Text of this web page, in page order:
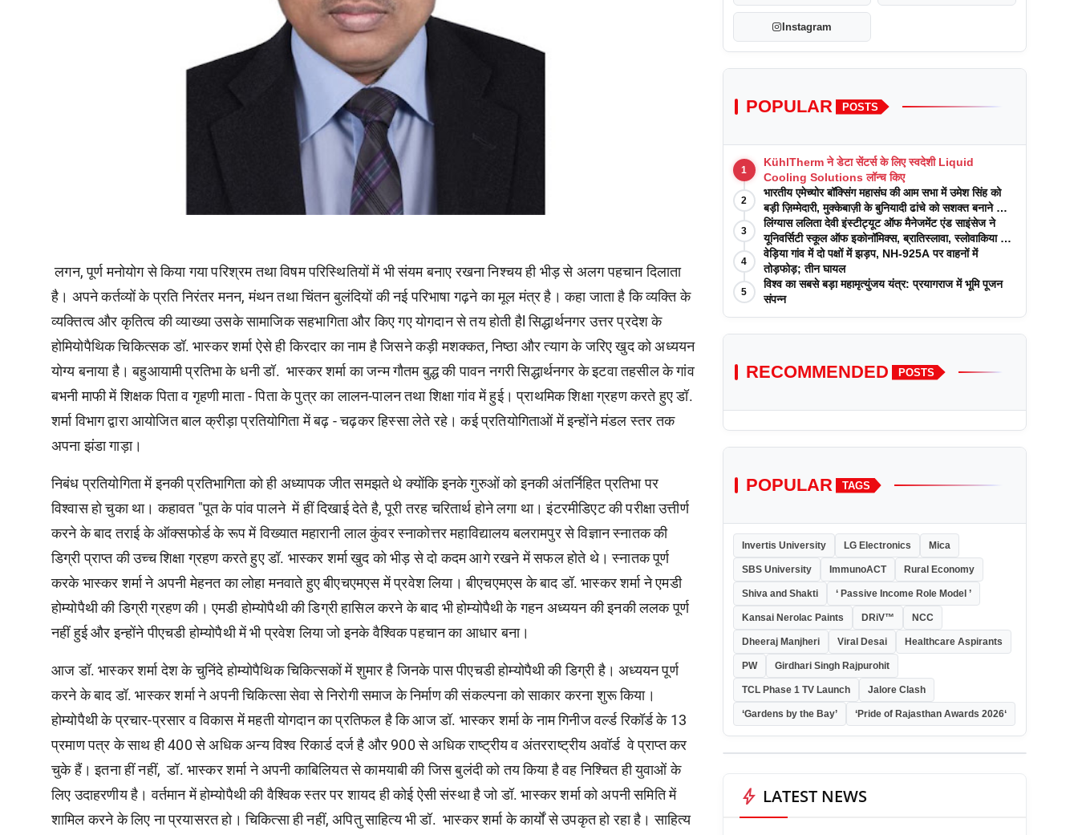
लगन, पूर्ण मनोयोग से किया गया परिश्रम तथा विषम परिस्थितियों में भी संयम बनाए रखना निश्चय ही भीड़ से अलग पहचान दिलाता
है। अपने कर्तव्यों के प्रति निरंतर मनन, मंथन तथा चिंतन बुलंदियों की नई परिभाषा गढ़ने का मूल मंत्र है। कहा जाता है कि व्यक्ति के
व्यक्तित्व और कृतित्व की व्याख्या उसके सामाजिक सहभागिता और किए गए योगदान से तय होती हैl सिद्धार्थनगर उत्तर प्रदेश के
होमियोपैथिक चिकित्सक डॉ. भास्कर शर्मा ऐसे ही किरदार का नाम है जिसने कड़ी मशक्कत, निष्ठा और त्याग के जरिए खुद को अध्ययन
योग्य बनाया है। बहुआयामी प्रतिभा के धनी डॉ. भास्कर शर्मा का जन्म गौतम बुद्ध की पावन नगरी सिद्धार्थनगर के इटवा तहसील के गांव
बभनी माफी में शिक्षक पिता व गृहणी माता - पिता के पुत्र का लालन-पालन तथा शिक्षा गांव में हुई। प्राथमिक शिक्षा ग्रहण करते हुए डॉ.
शर्मा विभाग द्वारा आयोजित बाल क्रीड़ा प्रतियोगिता में बढ़ - चढ़कर हिस्सा लेते रहे। कई प्रतियोगिताओं में इन्होंने मंडल स्तर तक
अपना झंडा गाड़ा।
निबंध प्रतियोगिता में इनकी प्रतिभागिता को ही अध्यापक जीत समझते थे क्योंकि इनके गुरुओं को इनकी अंतर्निहित प्रतिभा पर
विश्वास हो चुका था। कहावत "पूत के पांव पालने में हीं दिखाई देते है, पूरी तरह चरितार्थ होने लगा था। इंटरमीडिएट की परीक्षा उत्तीर्ण
करने के बाद तराई के ऑक्सफोर्ड के रूप में विख्यात महारानी लाल कुंवर स्नाकोत्तर महाविद्यालय बलरामपुर से विज्ञान स्नातक की
डिग्री प्राप्त की उच्च शिक्षा ग्रहण करते हुए डॉ. भास्कर शर्मा खुद को भीड़ से दो कदम आगे रखने में सफल होते थे। स्नातक पूर्ण
करके भास्कर शर्मा ने अपनी मेहनत का लोहा मनवाते हुए बीएचएमएस में प्रवेश लिया। बीएचएमएस के बाद डॉ. भास्कर शर्मा ने एमडी
होम्योपैथी की डिग्री ग्रहण की। एमडी होम्योपैथी की डिग्री हासिल करने के बाद भी होम्योपैथी के गहन अध्ययन की इनकी ललक पूर्ण
नहीं हुई और इन्होंने पीएचडी होम्योपैथी में भी प्रवेश लिया जो इनके वैश्विक पहचान का आधार बना।
आज डॉ. भास्कर शर्मा देश के चुनिंदे होम्योपैथिक चिकित्सकों में शुमार है जिनके पास पीएचडी होम्योपैथी की डिग्री है। अध्ययन पूर्ण
करने के बाद डॉ. भास्कर शर्मा ने अपनी चिकित्सा सेवा से निरोगी समाज के निर्माण की संकल्पना को साकार करना शुरू किया।
होम्योपैथी के प्रचार-प्रसार व विकास में महती योगदान का प्रतिफल है कि आज डॉ. भास्कर शर्मा के नाम गिनीज वर्ल्ड रिकॉर्ड के 13
प्रमाण पत्र के साथ ही 400 से अधिक अन्य विश्व रिकार्ड दर्ज है और 900 से अधिक राष्ट्रीय व अंतरराष्ट्रीय अवॉर्ड वे प्राप्त कर
चुके हैं। इतना हीं नहीं, डॉ. भास्कर शर्मा ने अपनी काबिलियत से कामयाबी की जिस बुलंदी को तय किया है वह निश्चित ही युवाओं के
लिए उदाहरणीय है। वर्तमान में होम्योपैथी की वैश्विक स्तर पर शायद ही कोई ऐसी संस्था है जो डॉ. भास्कर शर्मा को अपनी समिति में
शामिल करने के लिए ना प्रयासरत हो। चिकित्सा ही नहीं, अपितु साहित्य भी डॉ. भास्कर शर्मा के कार्यों से उपकृत हो रहा है। साहित्य
Instagram
POPULAR POSTS
1
KühlTherm ने डेटा सेंटर्स के लिए स्वदेशी Liquid
Cooling Solutions लॉन्च किए
2
भारतीय एमेच्योर बॉक्सिंग महासंघ की आम सभा में उमेश सिंह को
बड़ी ज़िम्मेदारी, मुक्केबाज़ी के बुनियादी ढांचे को सशक्त बनाने का
वादा
3
लिंग्यास ललिता देवी इंस्टीट्यूट ऑफ मैनेजमेंट एंड साइंसेज ने
यूनिवर्सिटी स्कूल ऑफ इकोनॉमिक्स, ब्रातिस्लावा, स्लोवाकिया के
साथ अकादमिक पत्रिकाओं में प्रकाशन रणनीतियों पर एक
दिवसीय कार्यशाला का आयोजन किया
4
वेड़िया गांव में दो पक्षों में झड़प, NH-925A पर वाहनों में
तोड़फोड़; तीन घायल
5
विश्व का सबसे बड़ा महामृत्युंजय यंत्र: प्रयागराज में भूमि पूजन
संपन्न
RECOMMENDED POSTS
POPULAR TAGS
Invertis University LG Electronics Mica
SBS University ImmunoACT Rural Economy
Shiva and Shakti ‘ Passive Income Role Model ’
Kansai Nerolac Paints DRiV™ NCC
Dheeraj Manjheri Viral Desai Healthcare Aspirants
PW Girdhari Singh Rajpurohit
TCL Phase 1 TV Launch Jalore Clash
‘Gardens by the Bay’ ‘Pride of Rajasthan Awards 2026‘
bolt LATEST NEWS